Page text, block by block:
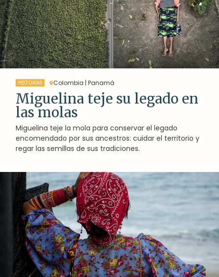
HISTORIAS Colombia | Panamá
Miguelina teje su legado en
las molas
Miguelina teje la mola para conservar el legado
encomendado por sus ancestros: cuidar el territorio y
regar las semillas de sus tradiciones.